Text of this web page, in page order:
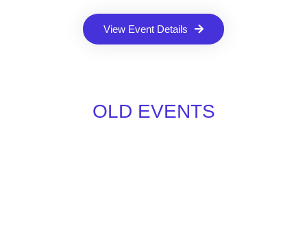
View Event Details
OLD EVENTS